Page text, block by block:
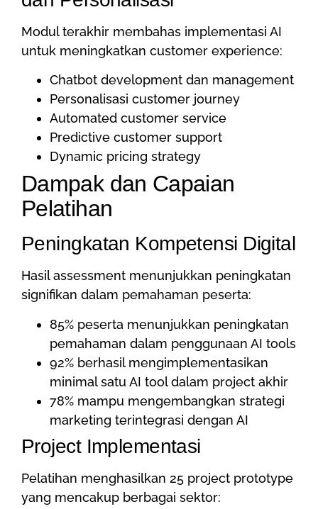
Modul terakhir membahas implementasi AI
untuk meningkatkan customer experience:
Chatbot development dan management
Personalisasi customer journey
Automated customer service
Predictive customer support
Dynamic pricing strategy
Dampak dan Capaian
Pelatihan
Peningkatan Kompetensi Digital
Hasil assessment menunjukkan peningkatan
signifikan dalam pemahaman peserta:
85% peserta menunjukkan peningkatan
pemahaman dalam penggunaan AI tools
92% berhasil mengimplementasikan
minimal satu AI tool dalam project akhir
78% mampu mengembangkan strategi
marketing terintegrasi dengan AI
Project Implementasi
Pelatihan menghasilkan 25 project prototype
yang mencakup berbagai sektor: